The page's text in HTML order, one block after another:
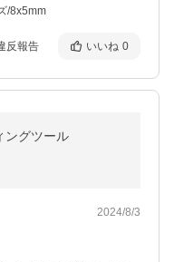
/8x5mm
反報告 いいね 0
ングツール
2024/8/3